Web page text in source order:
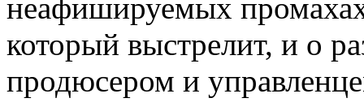
неафишируемых
который выстрелит, и о
продюсером и